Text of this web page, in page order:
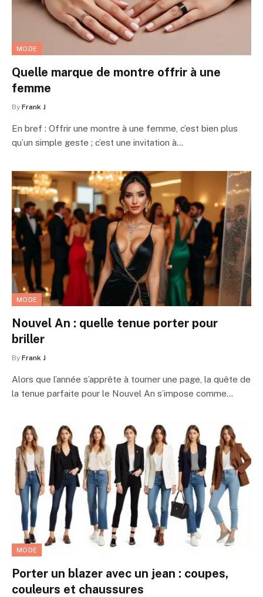
MODE
Quelle marque de montre offrir à une
femme
By Frank J
En bref : Offrir une montre à une femme, c’est bien plus
qu’un simple geste ; c’est une invitation à…
MODE
Nouvel An : quelle tenue porter pour
briller
By Frank J
Alors que l’année s’apprête à tourner une page, la quête de
la tenue parfaite pour le Nouvel An s’impose comme…
MODE
Porter un blazer avec un jean : coupes,
couleurs et chaussures